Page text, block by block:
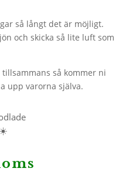
så långt det är möjligt.
och skicka så lite luft som
så kommer ni
upp varorna själva.